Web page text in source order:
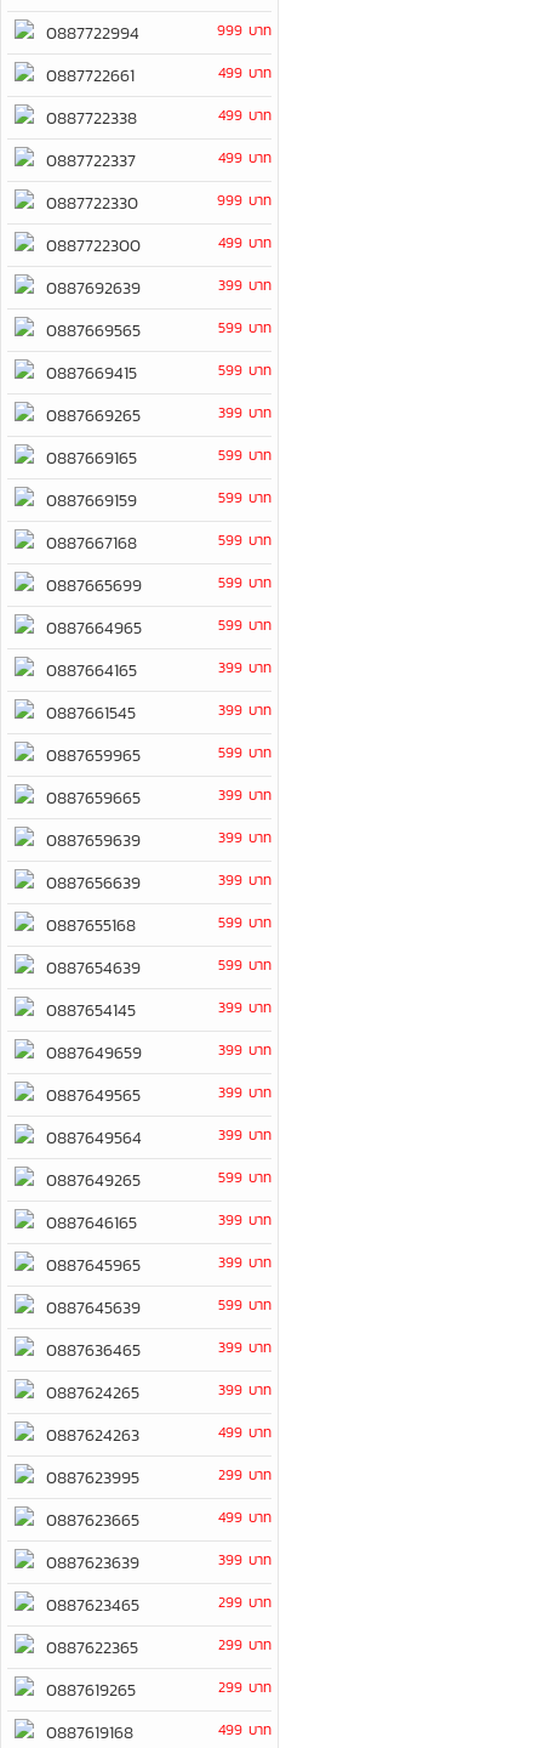
0887722994
999 บาท
0887722661 499 บาท
0887722338 499 บาท
0887722337 499 บาท
0887722330 999 บาท
0887722300 499 บาท
0887692639 399 บาท
0887669565 599 บาท
0887669415 599 บาท
0887669265 399 บาท
0887669165 599 บาท
0887669159 599 บาท
0887667168 599 บาท
0887665699 599 บาท
0887664965 599 บาท
0887664165 399 บาท
0887661545 399 บาท
0887659965 599 บาท
0887659665 399 บาท
0887659639 399 บาท
0887656639 399 บาท
0887655168 599 บาท
0887654639 599 บาท
0887654145 399 บาท
0887649659 399 บาท
0887649565 399 บาท
0887649564 399 บาท
0887649265 599 บาท
0887646165 399 บาท
0887645965 399 บาท
0887645639 599 บาท
0887636465 399 บาท
0887624265 399 บาท
0887624263 499 บาท
0887623995 299 บาท
0887623665 499 บาท
0887623639 399 บาท
0887623465 299 บาท
0887622365 299 บาท
0887619265 299 บาท
0887619168 499 บาท